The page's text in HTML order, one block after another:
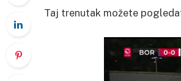
Taj trenutak možete